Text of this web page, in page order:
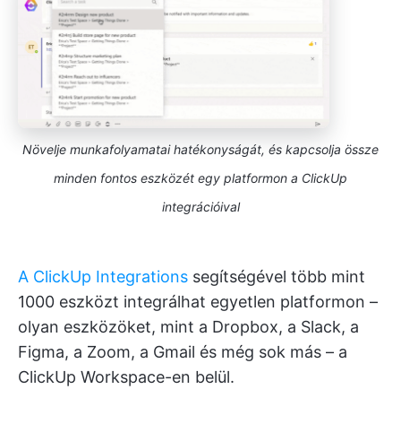
Növelje munkafolyamatai hatékonyságát, és kapcsolja össze
minden fontos eszközét egy platformon a ClickUp
integrációival
A ClickUp Integrations segítségével több mint
1000 eszközt integrálhat egyetlen platformon –
olyan eszközöket, mint a Dropbox, a Slack, a
Figma, a Zoom, a Gmail és még sok más – a
ClickUp Workspace-en belül.